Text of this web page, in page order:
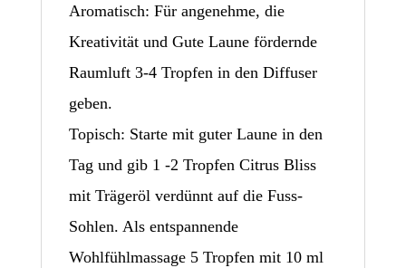
Aromatisch: Für angenehme, die
Kreativität und Gute Laune fördernde
Raumluft 3-4 Tropfen in den Diffuser
geben.
Topisch: Starte mit guter Laune in den
Tag und gib 1 -2 Tropfen Citrus Bliss
mit Trägeröl verdünnt auf die Fuss-
Sohlen. Als entspannende
Wohlfühlmassage 5 Tropfen mit 10 ml